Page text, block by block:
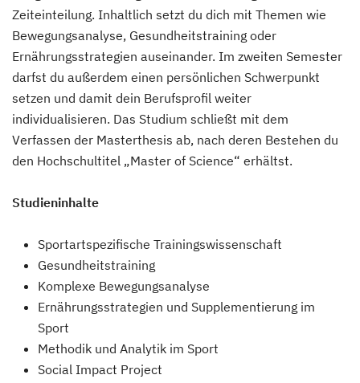
Zeiteinteilung. Inhaltlich setzt du dich mit Themen wie
Bewegungsanalyse, Gesundheitstraining oder
Ernährungsstrategien auseinander. Im zweiten Semester
darfst du außerdem einen persönlichen Schwerpunkt
setzen und damit dein Berufsprofil weiter
individualisieren. Das Studium schließt mit dem
Verfassen der Masterthesis ab, nach deren Bestehen du
den Hochschultitel „Master of Science“ erhältst.
Studieninhalte
Sportartspezifische Trainingswissenschaft
Gesundheitstraining
Komplexe Bewegungsanalyse
Ernährungsstrategien und Supplementierung im
Sport
Methodik und Analytik im Sport
Social Impact Project